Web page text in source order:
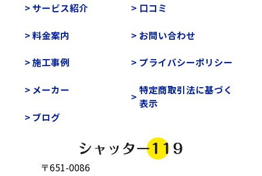
〒651-0086
サービス紹介
料金案内
施工事例
メーカー
ブログ
口コミ
お問い合わせ
プライバシーポリシー
特定商取引法に基づく
表示